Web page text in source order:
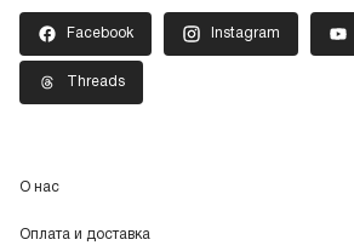
Facebook Instagram
Threads
О нас
Оплата и доставка